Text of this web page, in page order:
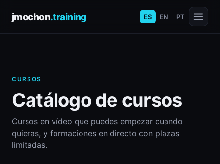
jmochon.training ES EN PT
CURSOS
Catálogo de cursos
Cursos en vídeo que puedes empezar cuando
quieras, y formaciones en directo con plazas
limitadas.